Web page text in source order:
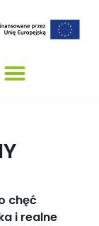
chęć
i realne